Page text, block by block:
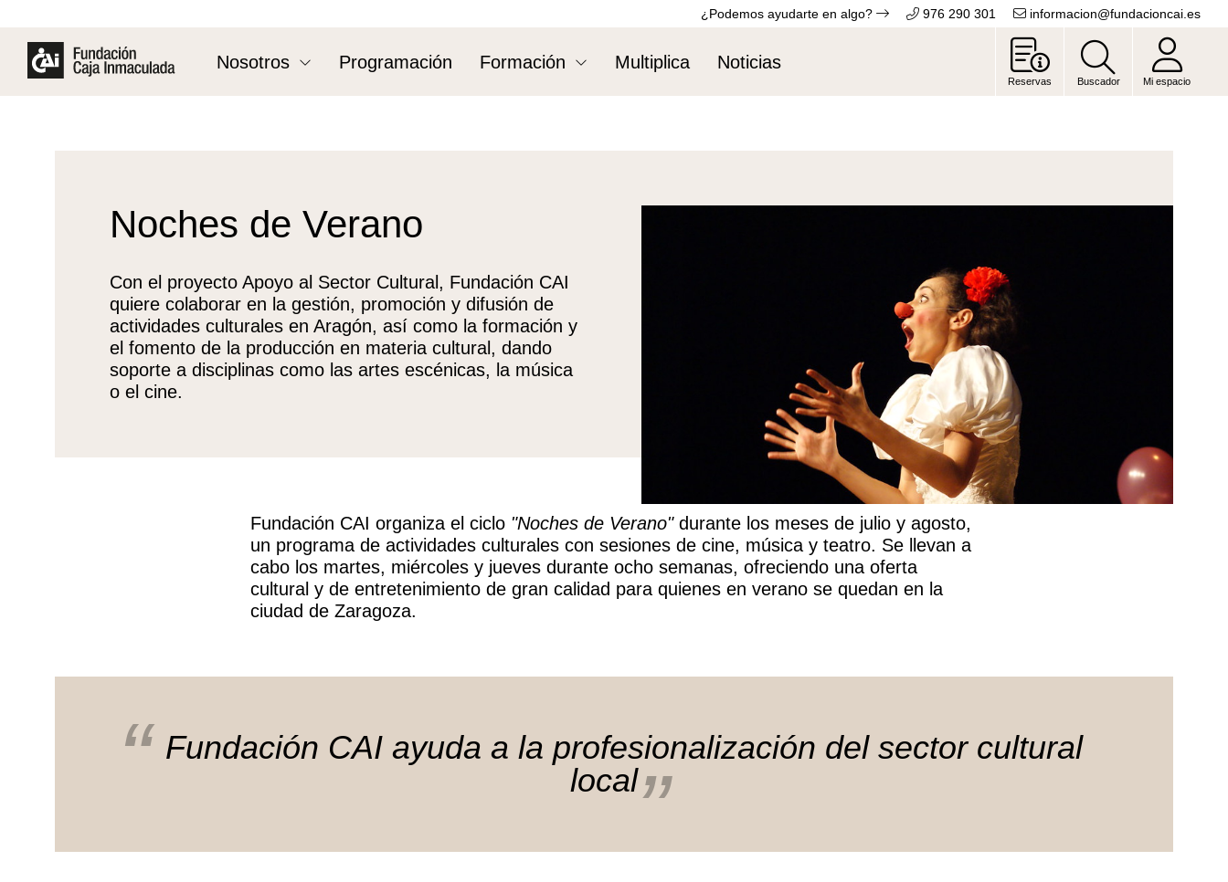
¿Podemos ayudarte en algo? 976 290 301 informacion@fundacioncai.es
Nosotros Programación Formación Multiplica Noticias
Reservas Buscador Mi espacio
Noches de Verano
Con el proyecto Apoyo al Sector Cultural, Fundación CAI
quiere colaborar en la gestión, promoción y difusión de
actividades culturales en Aragón, así como la formación y
el fomento de la producción en materia cultural, dando
soporte a disciplinas como las artes escénicas, la música
o el cine.
Fundación CAI organiza el ciclo "Noches de Verano" durante los meses de julio y agosto,
un programa de actividades culturales con sesiones de cine, música y teatro. Se llevan a
cabo los martes, miércoles y jueves durante ocho semanas, ofreciendo una oferta
cultural y de entretenimiento de gran calidad para quienes en verano se quedan en la
ciudad de Zaragoza.
Fundación CAI ayuda a la profesionalización del sector cultural
local